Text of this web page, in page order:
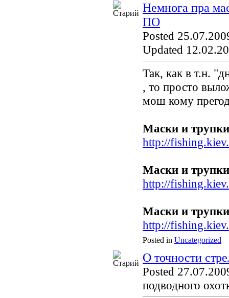
Немнога пра
ПО
Posted
Updated
Так, как в т.н.
, то просто
мош кому
Маски и
http://
Маски и
http://
Маски и
http://
Posted in Uncategorized
О точности
Posted
подводного